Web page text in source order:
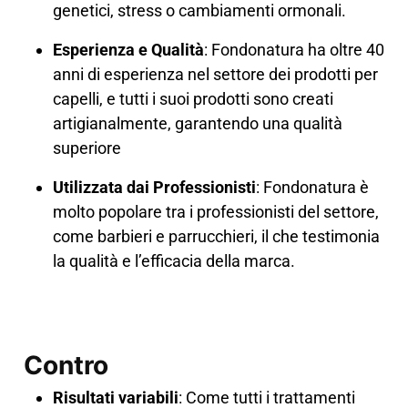
genetici, stress o cambiamenti ormonali​.
Esperienza e Qualità: Fondonatura ha oltre 40
anni di esperienza nel settore dei prodotti per
capelli, e tutti i suoi prodotti sono creati
artigianalmente, garantendo una qualità
superiore
Utilizzata dai Professionisti: Fondonatura è
molto popolare tra i professionisti del settore,
come barbieri e parrucchieri, il che testimonia
la qualità e l’efficacia della marca​.
Contro
Risultati variabili: Come tutti i trattamenti